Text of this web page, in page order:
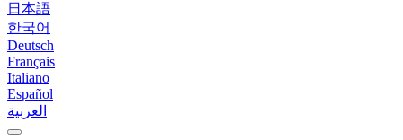
日本語
한국어
Deutsch
Français
Italiano
Español
العربية